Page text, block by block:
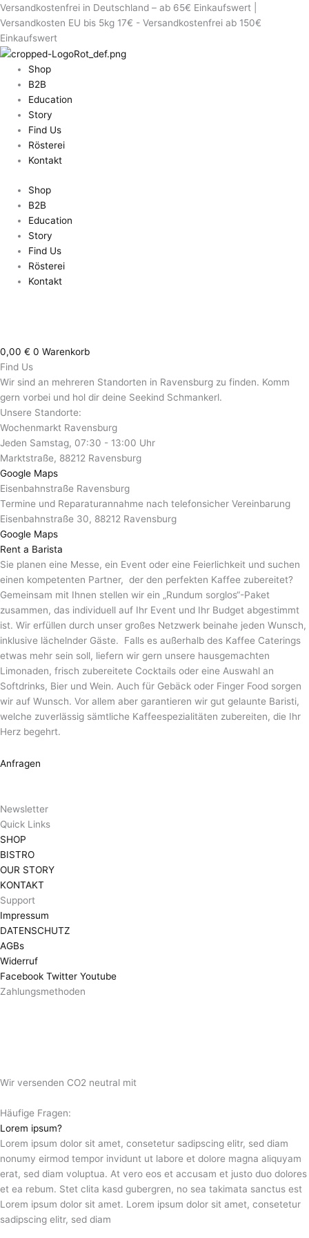
Versandkostenfrei in Deutschland – ab 65€ Einkaufswert |
Versandkosten EU bis 5kg 17€ - Versandkostenfrei ab 150€
Einkaufswert
Shop
B2B
Education
Story
Find Us
Rösterei
Kontakt
Shop
B2B
Education
Story
Find Us
Rösterei
Kontakt
0,00 € 0 Warenkorb
Find Us
Wir sind an mehreren Standorten in Ravensburg zu finden. Komm
gern vorbei und hol dir deine Seekind Schmankerl.
Unsere Standorte:
Wochenmarkt Ravensburg
Jeden Samstag, 07:30 - 13:00 Uhr
Marktstraße, 88212 Ravensburg
Google Maps
Eisenbahnstraße Ravensburg
Termine und Reparaturannahme nach telefonsicher Vereinbarung
Eisenbahnstraße 30, 88212 Ravensburg
Google Maps
Rent a Barista
Sie planen eine Messe, ein Event oder eine Feierlichkeit und suchen
einen kompetenten Partner, der den perfekten Kaffee zubereitet?
Gemeinsam mit Ihnen stellen wir ein „Rundum sorglos“-Paket
zusammen, das individuell auf Ihr Event und Ihr Budget abgestimmt
ist. Wir erfüllen durch unser großes Netzwerk beinahe jeden Wunsch,
inklusive lächelnder Gäste. Falls es außerhalb des Kaffee Caterings
etwas mehr sein soll, liefern wir gern unsere hausgemachten
Limonaden, frisch zubereitete Cocktails oder eine Auswahl an
Softdrinks, Bier und Wein. Auch für Gebäck oder Finger Food sorgen
wir auf Wunsch. Vor allem aber garantieren wir gut gelaunte Baristi,
welche zuverlässig sämtliche Kaffeespezialitäten zubereiten, die Ihr
Herz begehrt.
Anfragen
Newsletter
Quick Links
SHOP
BISTRO
OUR STORY
KONTAKT
Support
Impressum
DATENSCHUTZ
AGBs
Widerruf
Facebook Twitter Youtube
Zahlungsmethoden
Wir versenden CO2 neutral mit
Häufige Fragen:
Lorem ipsum?
Lorem ipsum dolor sit amet, consetetur sadipscing elitr, sed diam
nonumy eirmod tempor invidunt ut labore et dolore magna aliquyam
erat, sed diam voluptua. At vero eos et accusam et justo duo dolores
et ea rebum. Stet clita kasd gubergren, no sea takimata sanctus est
Lorem ipsum dolor sit amet. Lorem ipsum dolor sit amet, consetetur
sadipscing elitr, sed diam
Erforderlich
ErforderlichErforderlichErforderlich